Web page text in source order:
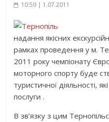
10:59 | 1.07.2011
надання якісних
рамках проведення у м.
2011 року чемпіонату
моторного спорту буде
туристичної діяльності,
послуги .
В зв’язку з цим